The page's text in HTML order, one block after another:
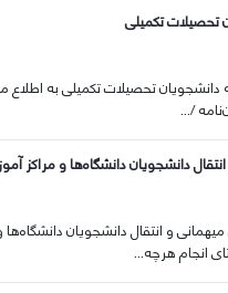
تحصیلات تکمیلی
/ رساله‌ دانشجویان تحصیلات تکمیلی به
/...
دانشجویان دانشگاه‌ها و مراکز
میهمانی و انتقال دانشجویان
انجام هرچه...